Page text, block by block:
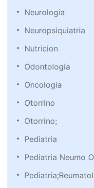
Neurologia
Neuropsiquiatria
Nutricion
Odontologia
Oncologia
Otorrino
Otorrino;
Pediatria
Pediatria Neumo